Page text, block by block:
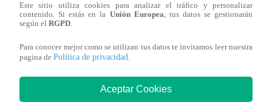
Este sitio utiliza cookies para analizar el tráfico y personalizar
contenido. Si estás en la Unión Europea , tus datos se gestionarán
según el RGPD
Para conocer mejor como se utilizan tus datos te invitamos leer nuestra
pagina de Política de privacidad
Aceptar Cookies